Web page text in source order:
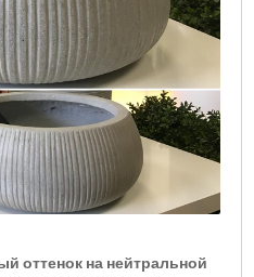
оттенок на нейтральной